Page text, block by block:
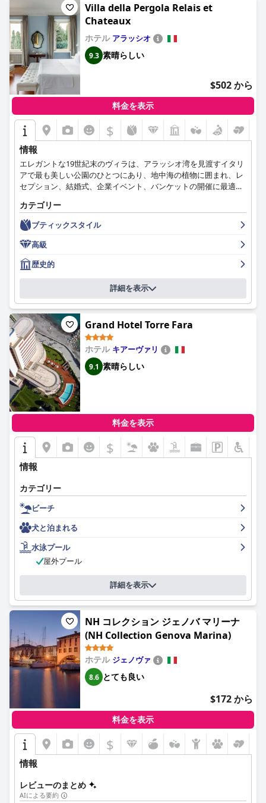
全体として、ホテル・コンチネンタル・ジェノヴァは、その優れ
たロケーション、フレンドリーなスタッフ、清潔で快適な客室、
楽しい食事体験、家族向けの設備で高く評価されています。
Villa della Pergola Relais et
Chateaux
ホテル アラッシオ
9.3 素晴らしい
$502 から
料金を表示
$
情報
エレガントな19世紀末のヴィラは、アラッシオ湾を見渡すイタリ
アで最も美しい公園のひとつにあり、地中海の植物に囲まれ、レ
セプション、結婚式、企業イベント、バンケットの開催に最適で
カテゴリー
ブティックスタイル
高級
歴史的
詳細を表示
Grand Hotel Torre Fara
ホテル キアーヴァリ
9.1 素晴らしい
料金を表示
$
情報
カテゴリー
ビーチ
犬と泊まれる
水泳プール
屋外プール
詳細を表示
NH コレクション ジェノバ マリーナ
(NH Collection Genova Marina)
ホテル ジェノヴァ
8.6 とても良い
$172 から
料金を表示
$
情報
レビューのまとめ
AIによる要約